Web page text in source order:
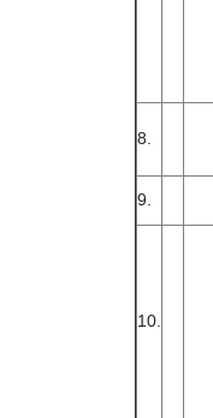
8.
9.
10.